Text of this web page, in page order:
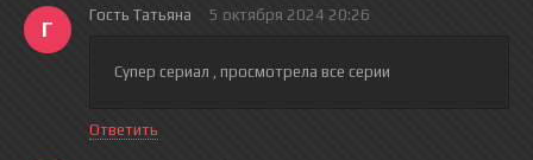
Г
Гость Татьяна 5 октября 2024 20:26
Супер сериал , просмотрела все серии
Ответить